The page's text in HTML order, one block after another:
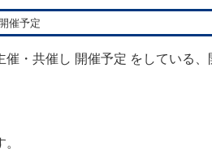
催予定
・共催し 開催予定 をしている